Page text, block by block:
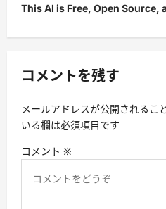
ゲ
ー
ョ
This AI is Free, Open Source,
コメントを残す
メールアドレスが公開されるこ
いる欄は必須項目です
コメント ※